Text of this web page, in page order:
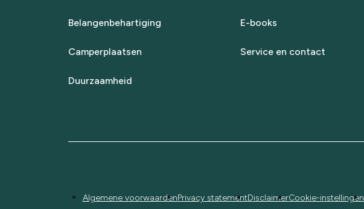
Belangenbehartiging
Camperplaatsen
Duurzaamheid
E-books
Service en contact
Algemene voorwaardenPrivacy statementDisclaimerCookie-instellingen